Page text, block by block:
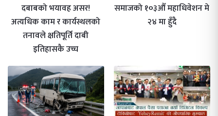
दबाबको भयावह असर!
अत्यधिक काम र कार्यस्थलको
तनावले क्षतिपूर्ति दाबी
इतिहासकै उच्च
समाजको १०३औँ महाधिवेशन मे
२४ मा हुँदै